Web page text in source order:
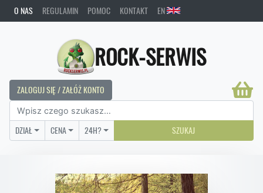
O NAS REGULAMIN POMOC KONTAKT EN
ROCK-SERWIS
ZALOGUJ SIĘ / ZAŁÓŻ KONTO
DZIAŁ CENA 24H? SZUKAJ